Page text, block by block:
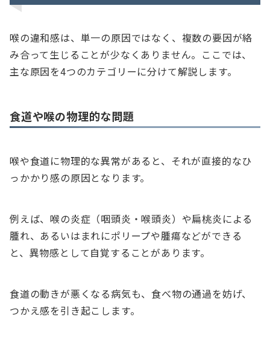
喉の違和感は、単一の原因ではなく、複数の要因が絡
み合って生じることが少なくありません。ここでは、
主な原因を4つのカテゴリーに分けて解説します。
食道や喉の物理的な問題
喉や食道に物理的な異常があると、それが直接的なひ
っかかり感の原因となります。
例えば、喉の炎症（咽頭炎・喉頭炎）や扁桃炎による
腫れ、あるいはまれにポリープや腫瘍などができる
と、異物感として自覚することがあります。
食道の動きが悪くなる病気も、食べ物の通過を妨げ、
つかえ感を引き起こします。